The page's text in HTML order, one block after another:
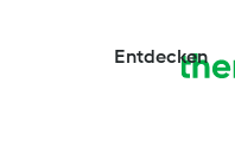
Entdecken